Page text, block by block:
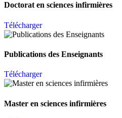
Doctorat en sciences infirmières
Télécharger
Publications des Enseignants
Télécharger
Master en sciences infirmières